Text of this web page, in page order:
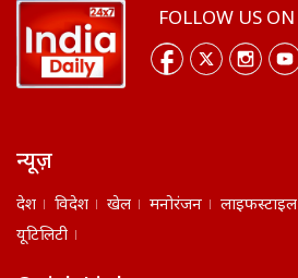
FOLLOW US ON
न्यूज़
देश विदेश खेल मनोरंजन लाइफस्टाइल
यूटिलिटी